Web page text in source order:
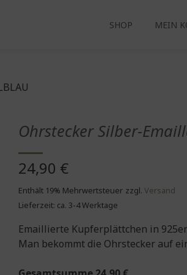
SHOP MEIN
Ohrstecker Silber-
24,90 €
Enthält 19% Mehrwertsteuer zzgl. Versand
Lieferzeit: ca. 3-4 Werktage
Emaillierte Kupferplättchen in
Man bekommt die Ohrstecker auf